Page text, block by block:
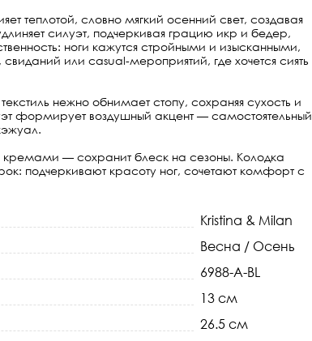
теплотой, словно мягкий осенний свет, создавая
силуэт, подчеркивая грацию икр и бедер,
ноги кажутся стройными и изысканными,
или casual-мероприятий, где хочется сиять
нежно обнимает стопу, сохраняя сухость и
формирует воздушный акцент — самостоятельный
— сохранит блеск на сезоны. Колодка
подчеркивают красоту ног, сочетают комфорт с
Kristina & Milan
Весна / Осень
6988-A-BL
13 см
26.5 см